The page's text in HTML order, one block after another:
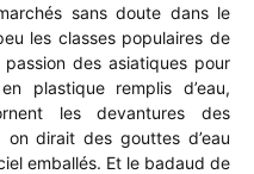
sans doute dans le
les classes populaires de
des asiatiques pour
plastique remplis d’eau,
les devantures des
on dirait des gouttes d’eau
emballés. Et le badaud de